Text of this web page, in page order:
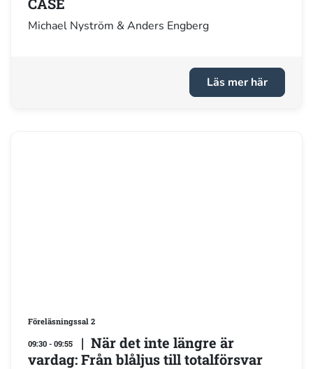
Michael Nyström & Anders Engberg
Läs mer här
Föreläsningssal 2
09:30 - 09:55
| När det inte längre är
vardag: Från blåljus till totalförsvar